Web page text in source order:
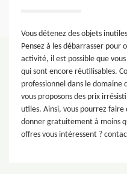
Vous détenez des objets
Pensez à les débarrasser pour
activité, il est possible que
qui sont encore réutilisables.
professionnel dans le domaine
vous proposons des prix
utiles. Ainsi, vous pourrez faire
donner gratuitement à moins
offres vous intéressent ?